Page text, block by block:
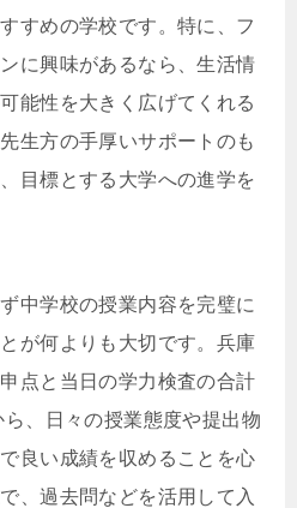
すめの学校です。特に、フ
に興味があるなら、生活情
能性を大きく広げてくれる
生方の手厚いサポートのも
目標とする大学への進学を
中学校の授業内容を完璧に
が何よりも大切です。兵庫
点と当日の学力検査の合計
、日々の授業態度や提出物
良い成績を収めることを心
、過去問などを活用して入